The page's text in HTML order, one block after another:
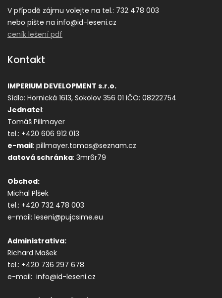
V případě zájmu volejte na tel.: 732 478 003
nebo pište na info@id-leseni.cz
ceník lešení pdf
Kontakt
IMPERIUM DEVELOPMENT s.r.o.
Sídlo: Hornická 1613, Sokolov 356 01 IČO: 08222754
Jednatel:
Tomáš Pillmayer
tel.: +420 606 912 013
e-mail: pillmayer.tomas@seznam.cz
datová schránka: 3mr6r79
Obchod:
Michal Plšek
tel.: +420 732 478 003
e-mail: leseni@pujcsime.eu
Administrativa:
Richard Mašek
tel.: +420 736 297 678
e-mail: info@id-leseni.cz